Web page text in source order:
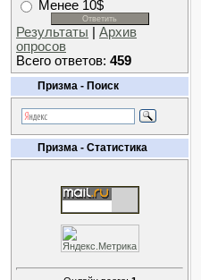
Менее 10$
Результаты
Архив
опросов
Всего ответов: 459
Призма - Поиск
Призма - Статистика